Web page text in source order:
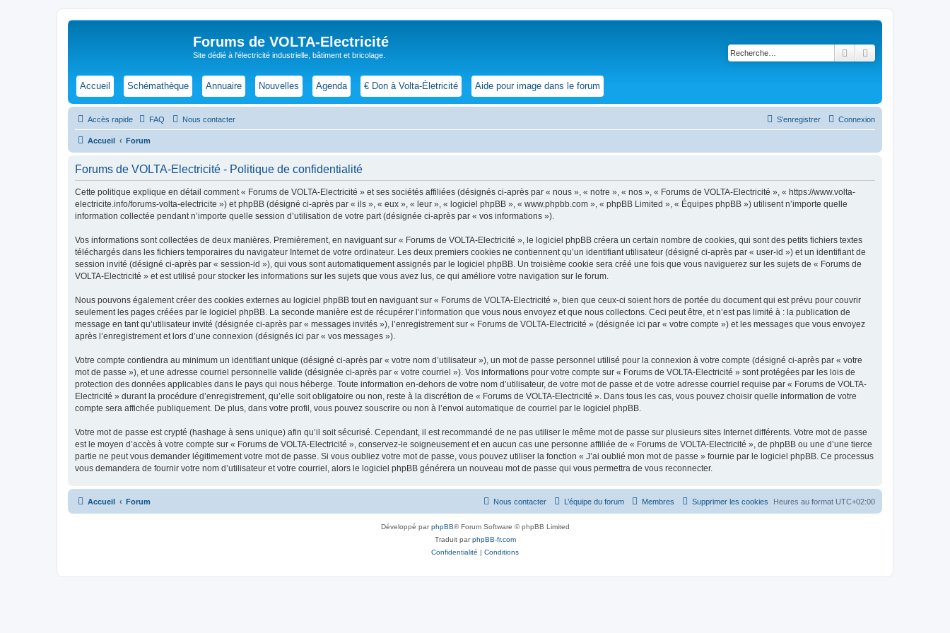
Forums de VOLTA-Electricité
Site dédié à l'électricité industrielle, bâtiment et bricolage. Rechercher
Accueil Schémathèque Annuaire Nouvelles Agenda € Don à Volta-Életricité Aide pour image dans le forum
Accès rapide FAQ Nous contacter Connexion
S’enregistrer
Accueil Forum
Forums de VOLTA-Electricité - Politique de confidentialité
Cette politique explique en détail comment « Forums de VOLTA-Electricité » et ses sociétés affiliées (désignés ci-après par « nous », « notre », « nos », « Forums de VOLTA-Electricité », « https://www.volta-
electricite.info/forums-volta-electricite ») et phpBB (désigné ci-après par « ils », « eux », « leur », « logiciel phpBB », « www.phpbb.com », « phpBB Limited », « Équipes phpBB ») utilisent n’importe quelle
information collectée pendant n’importe quelle session d’utilisation de votre part (désignée ci-après par « vos informations »).
Vos informations sont collectées de deux manières. Premièrement, en naviguant sur « Forums de VOLTA-Electricité », le logiciel phpBB créera un certain nombre de cookies, qui sont des petits fichiers textes
téléchargés dans les fichiers temporaires du navigateur Internet de votre ordinateur. Les deux premiers cookies ne contiennent qu’un identifiant utilisateur (désigné ci-après par « user-id ») et un identifiant de
session invité (désigné ci-après par « session-id »), qui vous sont automatiquement assignés par le logiciel phpBB. Un troisième cookie sera créé une fois que vous naviguerez sur les sujets de « Forums de
VOLTA-Electricité » et est utilisé pour stocker les informations sur les sujets que vous avez lus, ce qui améliore votre navigation sur le forum.
Nous pouvons également créer des cookies externes au logiciel phpBB tout en naviguant sur « Forums de VOLTA-Electricité », bien que ceux-ci soient hors de portée du document qui est prévu pour couvrir
seulement les pages créées par le logiciel phpBB. La seconde manière est de récupérer l’information que vous nous envoyez et que nous collectons. Ceci peut être, et n’est pas limité à : la publication de
message en tant qu’utilisateur invité (désignée ci-après par « messages invités »), l’enregistrement sur « Forums de VOLTA-Electricité » (désignée ici par « votre compte ») et les messages que vous envoyez
après l’enregistrement et lors d’une connexion (désignés ici par « vos messages »).
Votre compte contiendra au minimum un identifiant unique (désigné ci-après par « votre nom d’utilisateur »), un mot de passe personnel utilisé pour la connexion à votre compte (désigné ci-après par « votre
mot de passe »), et une adresse courriel personnelle valide (désignée ci-après par « votre courriel »). Vos informations pour votre compte sur « Forums de VOLTA-Electricité » sont protégées par les lois de
protection des données applicables dans le pays qui nous héberge. Toute information en-dehors de votre nom d’utilisateur, de votre mot de passe et de votre adresse courriel requise par « Forums de VOLTA-
Electricité » durant la procédure d’enregistrement, qu’elle soit obligatoire ou non, reste à la discrétion de « Forums de VOLTA-Electricité ». Dans tous les cas, vous pouvez choisir quelle information de votre
compte sera affichée publiquement. De plus, dans votre profil, vous pouvez souscrire ou non à l’envoi automatique de courriel par le logiciel phpBB.
Votre mot de passe est crypté (hashage à sens unique) afin qu’il soit sécurisé. Cependant, il est recommandé de ne pas utiliser le même mot de passe sur plusieurs sites Internet différents. Votre mot de passe
est le moyen d’accès à votre compte sur « Forums de VOLTA-Electricité », conservez-le soigneusement et en aucun cas une personne affiliée de « Forums de VOLTA-Electricité », de phpBB ou une d’une tierce
partie ne peut vous demander légitimement votre mot de passe. Si vous oubliez votre mot de passe, vous pouvez utiliser la fonction « J’ai oublié mon mot de passe » fournie par le logiciel phpBB. Ce processus
vous demandera de fournir votre nom d’utilisateur et votre courriel, alors le logiciel phpBB générera un nouveau mot de passe qui vous permettra de vous reconnecter.
Accueil Forum Heures au format UTC+02:00
Supprimer les cookies
Membres
L’équipe du forum
Nous contacter
Développé parphpBB® Forum Software © phpBB Limited
Traduit parphpBB-fr.com
Confidentialité | Conditions